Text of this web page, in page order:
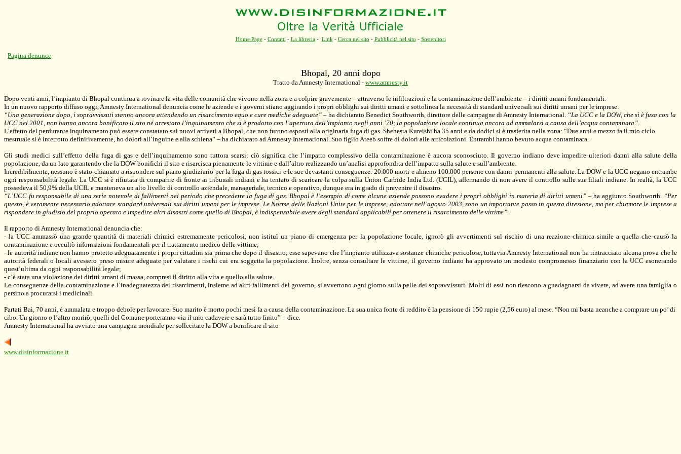
Home Page- Contatti - La libreria- Link - Cerca nel sito - Pubblicità nel sito - Sostenitori
- Pagina denunce
Bhopal, 20 anni dopo
Tratto da Amnesty International - www.amnesty.it
Dopo venti anni, l’impianto di Bhopal continua a rovinare la vita delle comunità che vivono nella zona e a colpire gravemente – attraverso le infiltrazioni e la contaminazione dell’ambiente – i diritti umani fondamentali.
In un nuovo rapporto diffuso oggi, Amnesty International denuncia come le aziende e i governi stiano aggirando i propri obblighi sui diritti umani e sottolinea la necessità di standard universali sui diritti umani per le imprese.
“Una generazione dopo, i sopravvissuti stanno ancora attendendo un risarcimento equo e cure mediche adeguate” – ha dichiarato Benedict Southworth, direttore delle campagne di Amnesty International. “La UCC e la DOW, che si è fusa con la
UCC nel 2001, non hanno ancora bonificato il sito né arrestato l’inquinamento che si è prodotto con l’apertura dell’impianto negli anni ’70; la popolazione locale continua ancora ad ammalarsi a causa dell’acqua contaminata”.
L’effetto del perdurante inquinamento può essere constatato sui nuovi arrivati a Bhopal, che non furono esposti alla originaria fuga di gas. Shehesta Kureishi ha 35 anni e da dodici si è trasferita nella zona: “Due anni e mezzo fa il mio ciclo
mestruale si è interrotto definitivamente, ho dolori all’inguine e alla schiena” – ha dichiarato ad Amnesty International. Suo figlio Ateeb soffre di dolori alle articolazioni. Entrambi hanno bevuto acqua contaminata.
Gli studi medici sull’effetto della fuga di gas e dell’inquinamento sono tuttora scarsi; ciò significa che l’impatto complessivo della contaminazione è ancora sconosciuto. Il governo indiano deve impedire ulteriori danni alla salute della
popolazione, da un lato garantendo che la DOW bonifichi il sito e risarcisca pienamente le vittime e dall’altro realizzando un’analisi approfondita dell’impatto sulla salute e sull’ambiente.
Incredibilmente, nessuno è stato chiamato a rispondere sul piano giudiziario per la fuga di gas tossici e le sue devastanti conseguenze: 20.000 morti e almeno 100.000 persone con danni permanenti alla salute. La DOW e la UCC negano entrambe
ogni responsabilità legale. La UCC si è rifiutata di comparire di fronte ai tribunali indiani e ha tentato di scaricare la colpa sulla Union Carbide India Ltd. (UCIL), affermando di non avere il controllo sulle sue filiali indiane. In realtà, la UCC
possedeva il 50,9% della UCIL e manteneva un alto livello di controllo aziendale, manageriale, tecnico e operativo, dunque era in grado di prevenire il disastro.
“L’UCC fu responsabile di una serie notevole di fallimenti nel periodo che precedette la fuga di gas. Bhopal è l’esempio di come alcune aziende possono evadere i propri obblighi in materia di diritti umani”– ha aggiunto Southworth. “Per
questo, è veramente necessario adottare standard universali sui diritti umani per le imprese. Le Norme delle Nazioni Unite per le imprese, adottate nell’agosto 2003, sono un importante passo in questa direzione, ma per chiamare le imprese a
rispondere in giudizio del proprio operato e impedire altri disastri come quello di Bhopal, è indispensabile avere degli standard applicabili per ottenere il risarcimento delle vittime”.
Il rapporto di Amnesty International denuncia che:
- la UCC ammassò una grande quantità di materiali chimici estremamente pericolosi, non istituì un piano di emergenza per la popolazione locale, ignorò gli avvertimenti sul rischio di una reazione chimica simile a quella che causò la
contaminazione e occultò informazioni fondamentali per il trattamento medico delle vittime;
- le autorità indiane non hanno protetto adeguatamente i propri cittadini sia prima che dopo il disastro; esse sapevano che l’impianto utilizzava sostanze chimiche pericolose, tuttavia Amnesty International non ha rintracciato alcuna prova che le
autorità federali o locali avessero preso misure adeguate per valutare i rischi cui era soggetta la popolazione. Inoltre, senza consultare le vittime, il governo indiano ha approvato un modesto compromesso finanziario con la UCC esonerando
quest’ultima da ogni responsabilità legale;
- c’è stata una violazione dei diritti umani di massa, compresi il diritto alla vita e quello alla salute.
Le conseguenze della contaminazione e l’inadeguatezza dei risarcimenti, insieme ad altri fallimenti del governo, si avvertono ogni giorno sulla pelle dei sopravvissuti. Molti di essi non riescono a guadagnarsi da vivere, ad avere una famiglia o
persino a procurarsi i medicinali.
Partati Bai, 70 anni, è ammalata e troppo debole per lavorare. Suo marito è morto pochi mesi fa a causa della contaminazione. La sua unica fonte di reddito è la pensione di 150 rupie (2,56 euro) al mese. “Non mi basta neanche a comprare un po’ di
cibo. Un giorno o l’altro morirò, quelli del Comune porteranno via il mio cadavere e sarà tutto finito” – dice.
Amnesty International ha avviato una campagna mondiale per sollecitare la DOW a bonificare il sito
www.disinformazione.it